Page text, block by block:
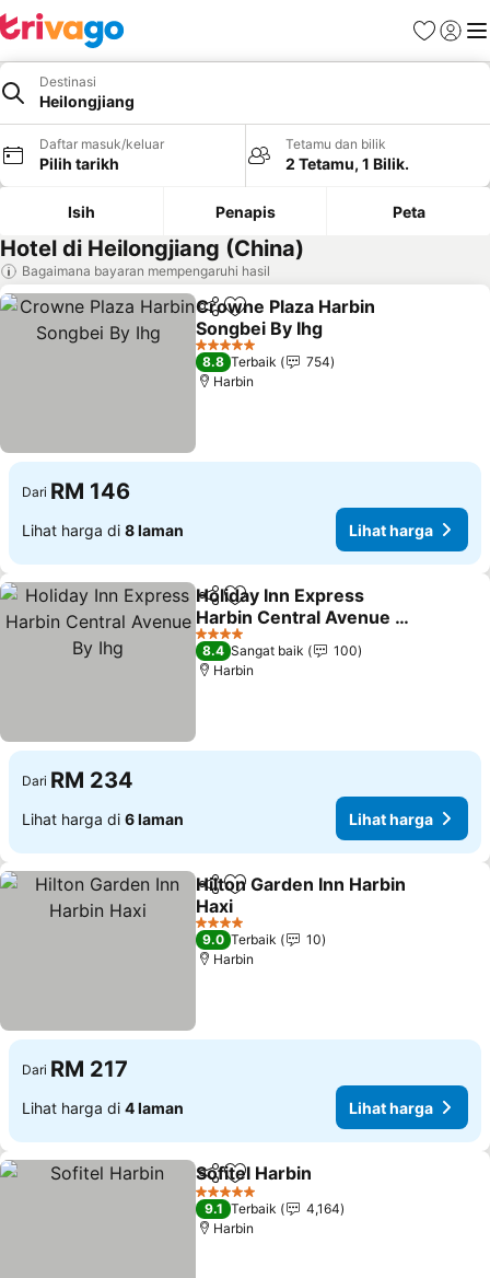
Kegemaran
Daftar
Destinasi
Heilongjiang
Daftar masuk/keluar
Pilih tarikh
Tetamu dan bilik
2 Tetamu, 1 Bilik.
Isih Penapis Peta
Hotel di Heilongjiang (China)
Bagaimana bayaran mempengaruhi hasil
KongsiTambah ke favorit
Crowne Plaza Harbin
Songbei By Ihg
5 Bintang
8.8 Terbaik
754
Harbin
Dari RM 146
Lihat harga di 8 laman Lihat harga
KongsiTambah ke favorit
Holiday Inn Express
Harbin Central Avenue By
Ihg
4 Bintang
8.4 Sangat baik
100
Harbin
Dari RM 234
Lihat harga di 6 laman Lihat harga
KongsiTambah ke favorit
Hilton Garden Inn Harbin
Haxi
4 Bintang
9.0 Terbaik
10
Harbin
Dari RM 217
Lihat harga di 4 laman Lihat harga
KongsiTambah ke favorit
Sofitel Harbin
5 Bintang
9.1 Terbaik
4,164
Harbin